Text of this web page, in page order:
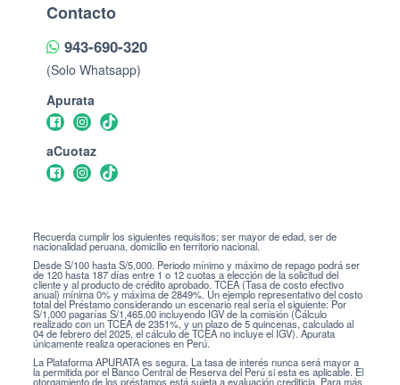
Contacto
943-690-320
(Solo Whatsapp)
Apurata
aCuotaz
Recuerda cumplir los siguientes requisitos: ser mayor de edad, ser de
nacionalidad peruana, domicilio en territorio nacional.
Desde S/100 hasta S/5,000. Periodo mínimo y máximo de repago podrá ser
de 120 hasta 187 días entre 1 o 12 cuotas a elección de la solicitud del
cliente y al producto de crédito aprobado. TCEA (Tasa de costo efectivo
anual) mínima 0% y máxima de 2849%. Un ejemplo representativo del costo
total del Préstamo considerando un escenario real sería el siguiente: Por
S/1,000 pagarías S/1,465.00 incluyendo IGV de la comisión (Cálculo
realizado con un TCEA de 2351%, y un plazo de 5 quincenas, calculado al
04 de febrero del 2025, el cálculo de TCEA no incluye el IGV). Apurata
únicamente realiza operaciones en Perú.
La Plataforma APURATA es segura. La tasa de interés nunca será mayor a
la permitida por el Banco Central de Reserva del Perú si esta es aplicable. El
otorgamiento de los préstamos está sujeta a evaluación crediticia. Para más